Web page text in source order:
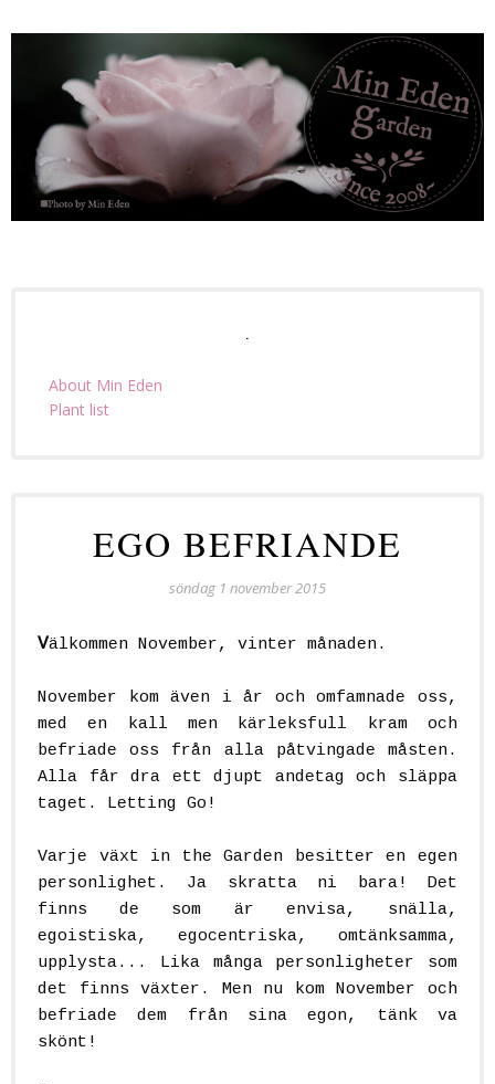
About Min Eden
Plant list
EGO BEFRIANDE
söndag 1 november 2015
Välkommen November, vinter månaden.
November kom även i år och omfamnade oss,
med en kall men kärleksfull kram och
befriade oss från alla påtvingade måsten.
Alla får dra ett djupt andetag och släppa
taget. Letting Go!
Varje växt in the Garden besitter en egen
personlighet. Ja skratta ni bara! Det
finns de som är envisa, snälla,
egoistiska, egocentriska, omtänksamma,
upplysta... Lika många personligheter som
det finns växter. Men nu kom November och
befriade dem från sina egon, tänk va
skönt!